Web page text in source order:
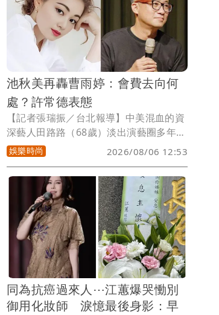
池秋美再轟曹雨婷：會費去向何
處？許常德表態
【記者張瑞振／台北報導】中美混血的資
深藝人田路路（68歲）淡出演藝圈多年，
近日獨居台中新聞延燒，大家關心她的困
境，而資深女星池秋美日前發文，並點名
演藝工會，反問會員不是有繳會費，而演
藝工會理事長曹雨婷回應了；但池秋美今
天二度發文，砲轟曹雨婷：「妳的賓士
車、紐約豪宅的支出是從何而來的？」、
「妳收了那麼多年的會員會費去向何
處？」資深音樂人許常德也對曹雨婷的回
應表達不滿：「除了充滿情緒，也非常官
腔官調，尤其是理事長這個職位，若不具
備智慧與溫暖，怎麼可能把這樣的重責傳
遞出去什麼能量？」
娛樂時尚 2026/08/06 12:53
同為抗癌過來人⋯江蕙爆哭慟別
御用化妝師 淚憶最後身影：早